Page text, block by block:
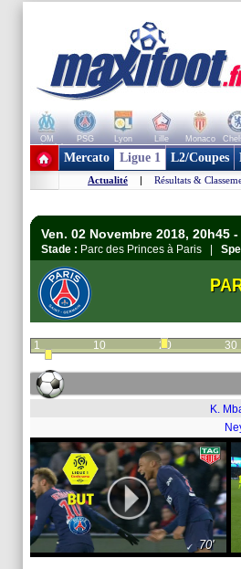
OM PSG Lyon Lille Monaco
+ de clubs
Mercato Ligue 1 L2/Coupes
Actualité | Résultats &
Ven. 02 Novembre 2018, 20h45
Stade : Parc des Princes à Paris |
1 10 20 30
K.
70'